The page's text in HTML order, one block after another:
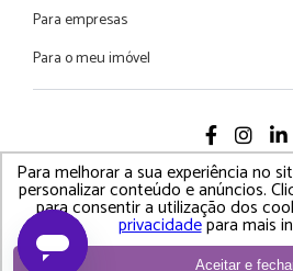
Para empresas
Para o meu imóvel
2021 Proprietário Direto - Todos
Política de Privacidade • Termos
Para melhorar a sua experiência no
personalizar conteúdo e anúncios.
para consentir a utilização dos
privacidadepara mais
Aceitar e